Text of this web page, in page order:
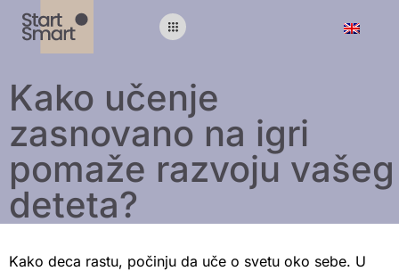
Kako učenje
zasnovano na igri
pomaže razvoju vašeg
deteta?
Kako deca rastu, počinju da uče o svetu oko sebe. U